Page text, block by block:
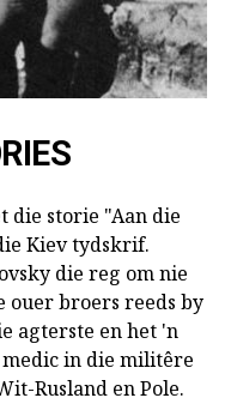
die storie "Aan die
Kiev tydskrif.
die reg om nie
ouer broers reeds by
agterste en het 'n
in die militêre
Rusland en Pole.